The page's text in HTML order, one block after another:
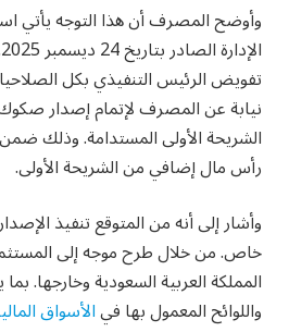
وأوضح المصرف أن هذا التوجه يأتي
تفويض الرئيس التنفيذي بكل
نيابة عن المصرف لإتمام إصدار
الشريحة الأولى المستدامة. وذلك
رأس مال إضافي من الشريحة الأولى.
وأشار إلى أنه من المتوقع تنفيذ
خاص. من خلال طرح موجه إلى
المملكة العربية السعودية وخارجها.
واللوائح المعمول بها فيالأسواق